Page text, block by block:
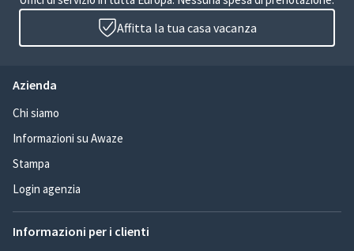
Affitta la tua casa vacanza
Azienda
Chi siamo
Informazioni su Awaze
Stampa
Login agenzia
Informazioni per i clienti